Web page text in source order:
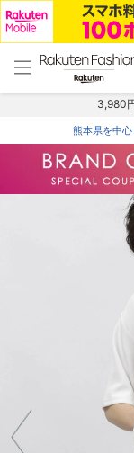
menu home
トップ
3,980
熊本県を中